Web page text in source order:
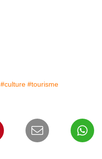
#culture #tourisme